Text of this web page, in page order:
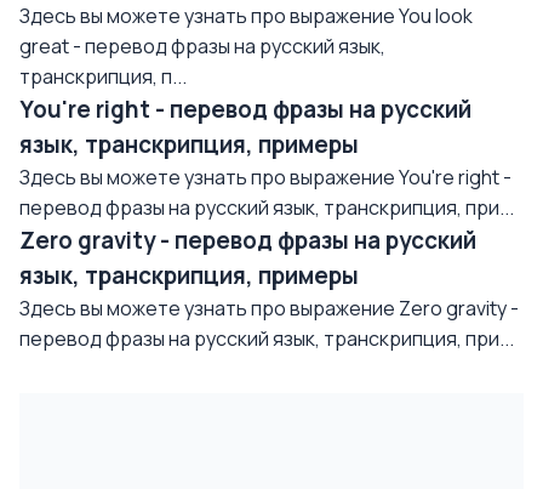
Здесь вы можете узнать про выражение You look
great - перевод фразы на русский язык,
транскрипция, п...
You're right - перевод фразы на русский
язык, транскрипция, примеры
Здесь вы можете узнать про выражение You're right -
перевод фразы на русский язык, транскрипция, при...
Zero gravity - перевод фразы на русский
язык, транскрипция, примеры
Здесь вы можете узнать про выражение Zero gravity -
перевод фразы на русский язык, транскрипция, при...